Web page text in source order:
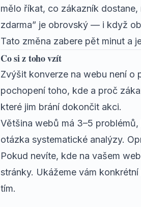
mělo říkat, co zákazník dostane,
zdarma” je obrovský — i když
Tato změna zabere pět minut a
Co si z toho vzít
Zvýšit konverze na webu není o
pochopení toho, kde a proč
které jim brání dokončit akci.
Většina webů má 3–5
otázka systematické analýzy.
Pokud nevíte, kde na vašem
stránky. Ukážeme vám
tím.